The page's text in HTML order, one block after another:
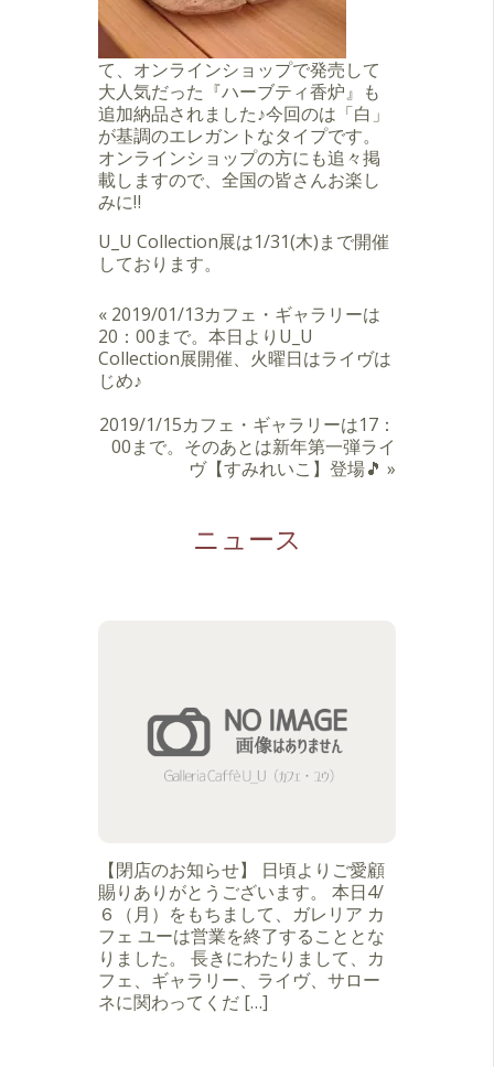
て、オンラインショップで発売して
大人気だった『ハーブティ香炉』も
追加納品されました♪今回のは「白」
が基調のエレガントなタイプです。
オンラインショップの方にも追々掲
載しますので、全国の皆さんお楽し
みに‼️
U_U Collection展は1/31(木)まで開催
しております。
« 2019/01/13カフェ・ギャラリーは
20：00まで。本日よりU_U
Collection展開催、火曜日はライヴは
じめ♪
2019/1/15カフェ・ギャラリーは17：
00まで。そのあとは新年第一弾ライ
ヴ【すみれいこ】登場🎵 »
ニュース
【閉店のお知らせ】 日頃よりご愛顧
賜りありがとうございます。 本日4/
６（月）をもちまして、ガレリア カ
フェ ユーは営業を終了することとな
りました。 長きにわたりまして、カ
フェ、ギャラリー、ライヴ、サロー
ネに関わってくだ […]